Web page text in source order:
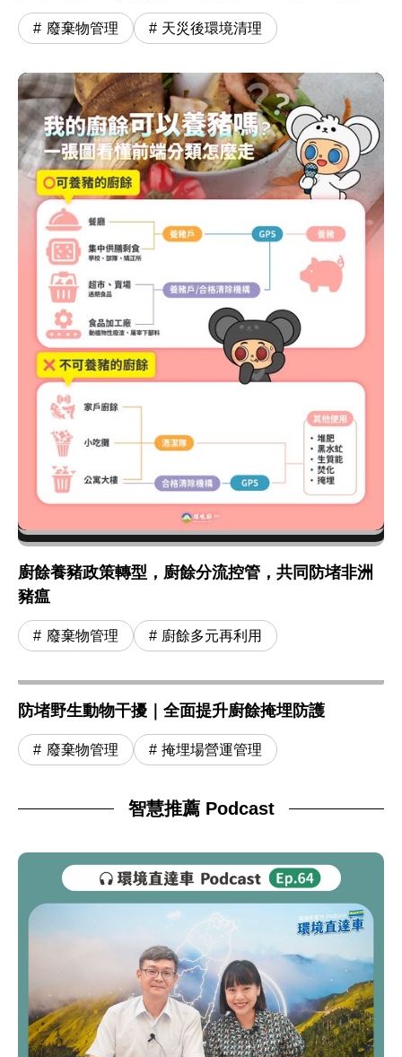
廢棄物管理 天災後環境清理
廚餘養豬政策轉型，廚餘分流控管，共同防堵非洲
豬瘟
廢棄物管理 廚餘多元再利用
防堵野生動物干擾｜全面提升廚餘掩埋防護
廢棄物管理 掩埋場營運管理
智慧推薦 Podcast